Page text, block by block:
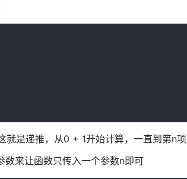
就是递推，从0 + 1开始计算，一直到第n项
数来让函数只传入一个参数n即可